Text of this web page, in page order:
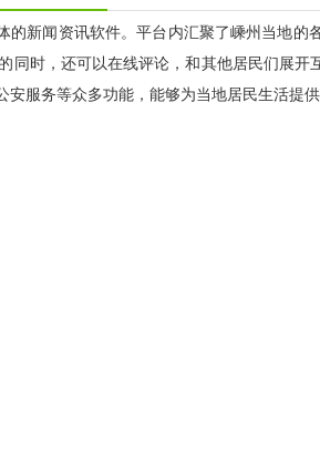
新闻资讯软件。平台内汇聚了嵊州当地
时，还可以在线评论，和其他居民们展
服务等众多功能，能够为当地居民生活提供